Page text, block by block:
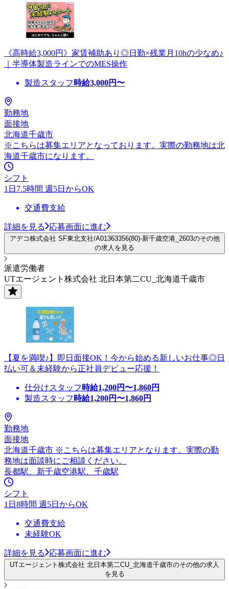
《高時給3,000円》家賃補助あり◎日勤×残業月10hの少なめ♪
｜半導体製造ラインでのMES操作
製造スタッフ 時給3,000円〜
勤務地
面接地
北海道千歳市
※こちらは募集エリアとなっております。実際の勤務地は北
海道千歳市になります。
シフト
1日7.5時間 週5日からOK
交通費支給
詳細を見る 応募画面に進む
アデコ株式会社 SF東北支社/A01363356(80)-新千歳空港_2603のその他
の求人を見る
派遣労働者
UTエージェント株式会社 北日本第二CU_北海道千歳市
【夏を満喫♪】即日面接OK！今から始める新しいお仕事◎日
払い可＆未経験から正社員デビュー応援！
仕分けスタッフ 時給1,200円〜1,860円
製造スタッフ 時給1,200円〜1,860円
勤務地
面接地
北海道千歳市 ※こちらは募集エリアとなります。実際の勤
務地は面談時にご相談ください。
長都駅、新千歳空港駅、千歳駅
シフト
1日8時間 週5日からOK
交通費支給
未経験OK
詳細を見る 応募画面に進む
UTエージェント株式会社 北日本第二CU_北海道千歳市のその他の求人
を見る